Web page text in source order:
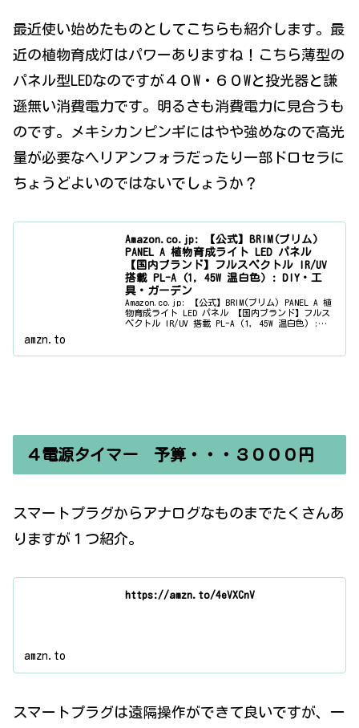
最近使い始めたものとしてこちらも紹介します。最
近の植物育成灯はパワーありますね！こちら薄型の
パネル型LEDなのですが４０W・６０Wと投光器と謙
遜無い消費電力です。明るさも消費電力に見合うも
のです。メキシカンピンギにはやや強めなので高光
量が必要なヘリアンフォラだったり一部ドロセラに
ちょうどよいのではないでしょうか？
Amazon.co.jp: 【公式】BRIM(ブリム)
PANEL A 植物育成ライト LED パネル
【国内ブランド】フルスペクトル IR/UV
搭載 PL-A (1, 45W 温白色) : DIY・工
具・ガーデン
Amazon.co.jp: 【公式】BRIM(ブリム) PANEL A 植
物育成ライト LED パネル 【国内ブランド】フルス
ペクトル IR/UV 搭載 PL-A (1, 45W 温白色) :
amzn.to
４電源タイマー 予算・・・３０００円
スマートプラグからアナログなものまでたくさんあ
りますが１つ紹介。
https://amzn.to/4eVXCnV
amzn.to
スマートプラグは遠隔操作ができて良いですが、一